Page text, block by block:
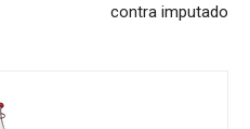
contra imputado